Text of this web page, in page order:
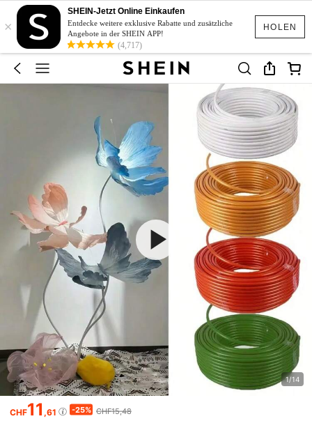
HOLEN
×
SHEIN-Jetzt Online Einkaufen
Entdecke weitere exklusive Rabatte und zusätzliche
Angebote in der SHEIN APP!
(4,717)
1/14
CHF11 ,61 -25% CHF15,48